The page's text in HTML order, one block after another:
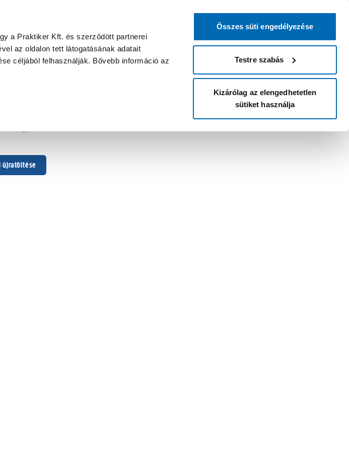
a Praktiker Kft. és szerződött partnerei
az oldalon tett látogatásának adatait
céljából felhasználják. Bővebb információ az
Összes süti engedélyezése
Testre szabás
Kizárólag az elengedhetetlen
sütiket használja
újratöltése